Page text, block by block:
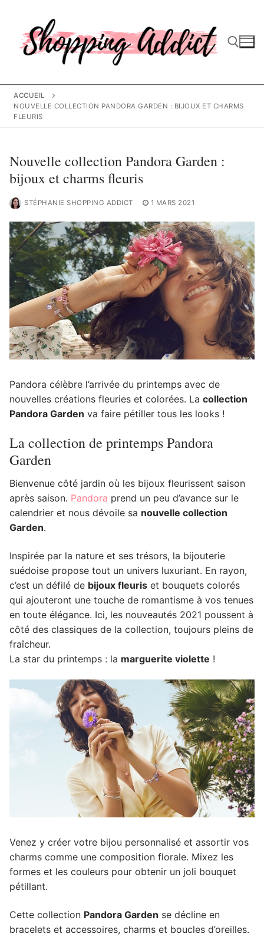
contenu
ACCUEIL
NOUVELLE COLLECTION PANDORA GARDEN : BIJOUX ET CHARMS
FLEURIS
Nouvelle collection Pandora Garden :
bijoux et charms fleuris
STÉPHANIE SHOPPING ADDICT 1 MARS 2021
Pandora célèbre l’arrivée du printemps avec de
nouvelles créations fleuries et colorées. La collection
Pandora Garden va faire pétiller tous les looks !
La collection de printemps Pandora
Garden
Bienvenue côté jardin où les bijoux fleurissent saison
après saison. Pandora prend un peu d’avance sur le
calendrier et nous dévoile sa nouvelle collection
Garden.
Inspirée par la nature et ses trésors, la bijouterie
suédoise propose tout un univers luxuriant. En rayon,
c’est un défilé de bijoux fleuris et bouquets colorés
qui ajouteront une touche de romantisme à vos tenues
en toute élégance. Ici, les nouveautés 2021 poussent à
côté des classiques de la collection, toujours pleins de
fraîcheur.
La star du printemps : la marguerite violette !
Venez y créer votre bijou personnalisé et assortir vos
charms comme une composition florale. Mixez les
formes et les couleurs pour obtenir un joli bouquet
pétillant.
Cette collection Pandora Garden se décline en
bracelets et accessoires, charms et boucles d’oreilles.